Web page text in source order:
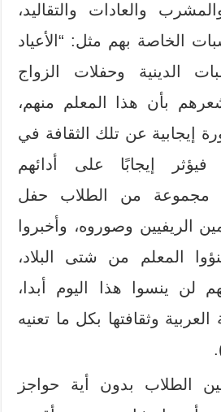
والعادات والتقاليد،
الخاصة بهم مثل: “الأعياد
الدينية وحفلات الزواج
بأن هذا المعلم منهم،
إيجابية عن تلك الثقافة في
إيجابًا على أدائهم
مجموعة من الطلاب حفل
الريفيين وصوروه، وأخبروا
المعلم من شتى البلاد،
لن ينسوا هذا اليوم أبدا،
وثقافتها بكل ما تعنيه
الطلاب بدون أية حواجز